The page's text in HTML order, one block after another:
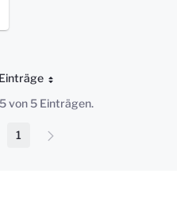
Pro Seite
von 5 Einträgen.
Seite
1